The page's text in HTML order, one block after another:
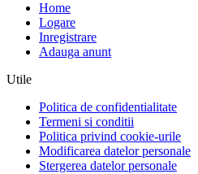
Home
Logare
Inregistrare
Adauga anunt
Utile
Politica de confidentialitate
Termeni si conditii
Politica privind cookie-urile
Modificarea datelor personale
Stergerea datelor personale